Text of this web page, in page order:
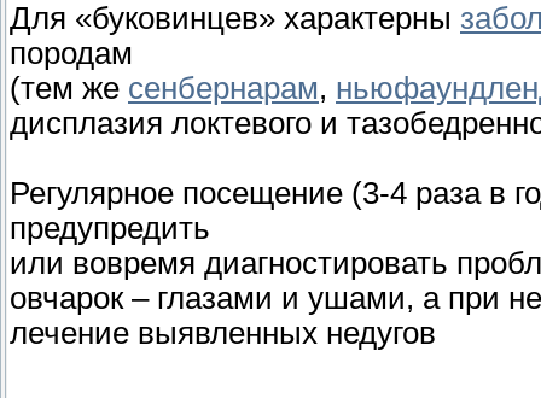
Для «буковинцев» характерны
породам
(тем же сенбернарам,
дисплазия локтевого и
Регулярное посещение (3-4 раза в
предупредить
или вовремя диагностировать
овчарок – глазами и ушами, а при
лечение выявленных недугов